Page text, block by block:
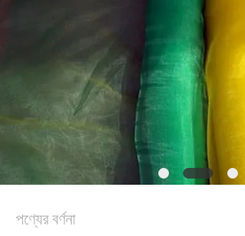
PRIVACY
POLICY
পণ্যের বর্ণনা